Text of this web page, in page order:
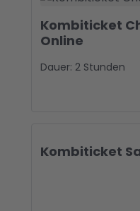
Kombiticket
Online
Dauer: 2 Stunden
Kombiticket